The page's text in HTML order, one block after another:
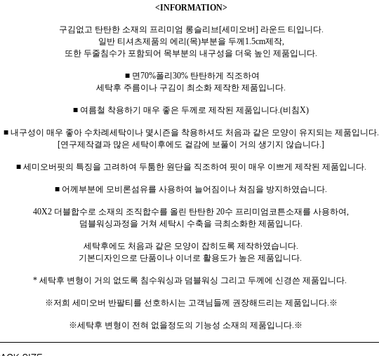
<INFORMATION>
구김없고 탄탄한 소재의 프리미엄 롱슬리브[세미오버] 라운드 티입니다.
일반 티셔츠제품의 에리(목)부분을 두께1.5cm제작,
또한 두줄침수가 포함되어 목부분의 내구성을 더욱 높인 제품입니다.
■ 면70%폴리30% 탄탄하게 직조하여
세탁후 주름이나 구김이 최소화 제작한 제품입니다.
■ 여름철 착용하기 매우 좋은 두께로 제작된 제품입니다.(비침X)
■ 내구성이 매우 좋아 수차례세탁이나 몇시즌을 착용하셔도 처음과 같은 모양이 유지되는 제품입니다.
[연구제작결과 많은 세탁이후에도 겉감에 보풀이 거의 생기지 않습니다.]
■ 세미오버핏의 특징을 고려하여 두툼한 원단을 직조하여 핏이 매우 이쁘게 제작된 제품입니다.
■ 어께부분에 모비론섬유를 사용하여 늘어짐이나 쳐짐을 방지하였습니다.
40X2 더블합수로 소재의 조직합수를 올린 탄탄한 20수 프리미엄코튼소재를 사용하여,
덤블워싱과정을 거쳐 세탁시 수축을 극최소화한 제품입니다.
세탁후에도 처음과 같은 모양이 잡히도록 제작하였습니다.
기본디자인으로 단품이나 이너로 활용도가 높은 제품입니다.
* 세탁후 변형이 거의 없도록 침수워싱과 덤블워싱 그리고 두께에 신경쓴 제품입니다.
※저희 세미오버 반팔티를 선호하시는 고객님들께 권장해드리는 제품입니다.※
※세탁후 변형이 전혀 없을정도의 기능성 소재의 제품입니다.※